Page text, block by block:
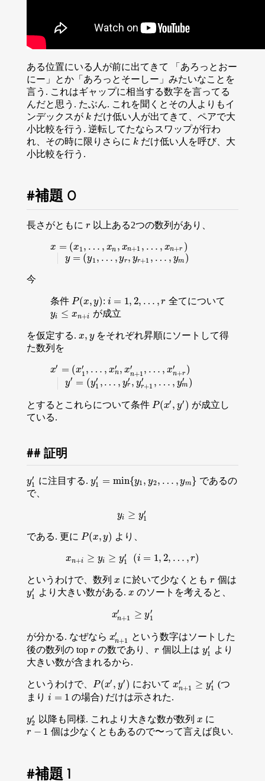
ある位置にいる人が前に出てきて 「あろっとおー
にー」とか「あろっとそーしー」みたいなことを
言う. これはギャップに相当する数字を言ってる
んだと思う. たぶん. これを聞くとその人よりもイ
ンデックスが k
k だけ低い人が出てきて、ペアで大
小比較を行う. 逆転してたならスワップが行わ
れ、その時に限りさらに k
k だけ低い人を呼び、大
小比較を行う.
補題 0
長さがともに r
r 以上ある2つの数列があり、
x = (x1 , … , xn , xn+1 , … , xn+r )
x=(x 1,…, x n ,xn+1, …,xn +r )
y = (y1 , … , yr, yr+1 , … , ym )
y=(y 1,… y r ,yr+1, … ,ym )
今
条件 P(x, y)
P(x,y) : i = 1, 2, … , r
i=1, 2,…, r 全てについて
yi ≤ xn+i
yi≤xn+i が成立
を仮定する. x, y
x,y をそれぞれ昇順にソートして得
た数列を
x′ = (x′
1 , … , x′
n , x′
n+1 , … , x′
n+r )
x′=(x 1′,… ,xn′ ,xn+1′,… ,x n + r′ )
y′ = (y′
1 , … , y′
r , y′
r+1 , … , y′
m )
y′=(y 1′,… ,y r′ ,yr+1′,…, y m′ )
とするとこれらについて条件 P(x′ , y′ )
P(x′,y′ )
が成立し
ている.
証明
y′
1
y1 に注目する. y′
1 = min{y1 , y2, … , ym}
y1 =min{y1,y 2 ,…, y m }
であるの
で、
yi ≥ y′
1
y ≥y 1′
である. 更に P(x, y)
P(x,y) より、
xn+i ≥ yi ≥ y′
1 (i = 1, 2, … , r)
xn +i≥ yi≥y1 (i =1 ,2, … ,r )
というわけで、数列 x
x に於いて少なくともr
r 個は
y′
1
y1 より大きい数がある. x
x のソートを考えると、
x′
n+1 ≥ y′
1
xn +1 ≥y1′
が分かる. なぜなら x′
n+1
xn + 1 という数字はソートした
後の数列の top r
r の数であり、r
r 個以上は y′
1
y1 より
大きい数が含まれるから.
というわけで、 P(x′ , y′ )
P(x′,y′ ) においてx′
n+1 ≥ y′
1
xn + 1 ≥y 1′ (つ
まり i = 1
i=1 の場合) だけは示された.
y′
2
y2 以降も同様. これより大きな数が数列 x
x に
r − 1
r−1 個は少なくともあるので〜って言えば良い.
補題 1